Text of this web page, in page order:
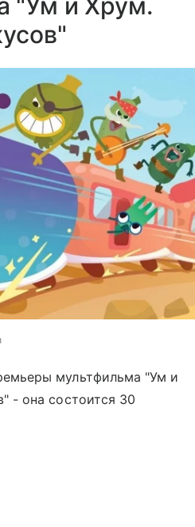
мультфильма "Ум и
- она состоится 30